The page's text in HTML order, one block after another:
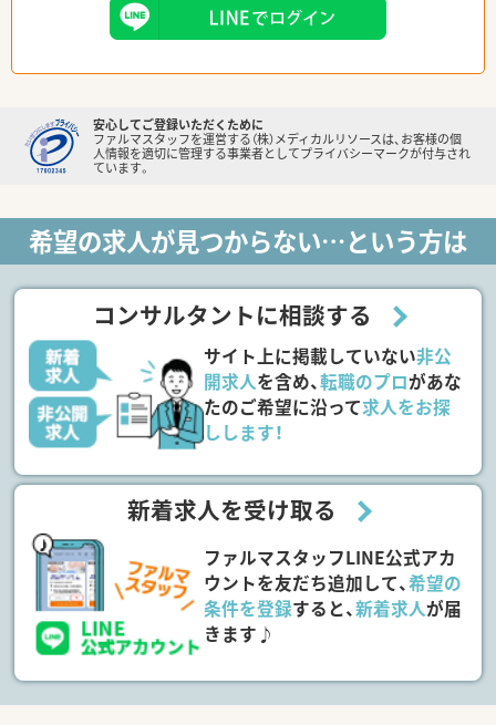
安心してご登録いただくために
ファルマスタッフを運営する（株）メディカルリソースは、お客様の個
人情報を適切に管理する事業者としてプライバシーマークが付与され
ています。
希望の求人が見つからない…という方は
コンサルタントに相談する
サイト上に掲載していない非公
開求人を含め、転職のプロがあな
たのご希望に沿って求人をお探
しします！
新着求人を受け取る
ファルマスタッフLINE公式アカ
ウントを友だち追加して、希望の
条件を登録すると、新着求人が届
きます♪